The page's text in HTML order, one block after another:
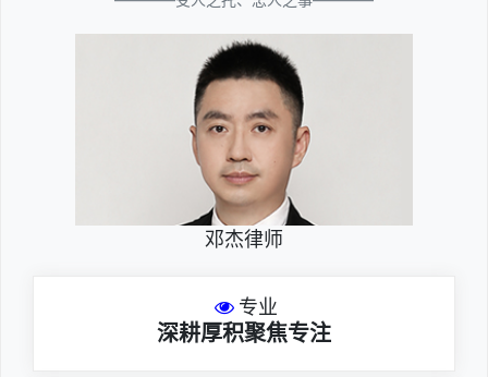
邓杰律师
专业
深耕厚积聚焦专注